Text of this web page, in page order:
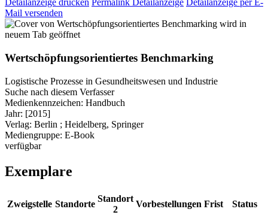
Detailanzeige drucken Permalink Detailanzeige Detailanzeige per E-
Mail versenden
wird in
neuem Tab geöffnet
Wertschöpfungsorientiertes Benchmarking
Logistische Prozesse in Gesundheitswesen und Industrie
Suche nach diesem Verfasser
Medienkennzeichen: Handbuch
Jahr: [2015]
Verlag: Berlin ; Heidelberg, Springer
Mediengruppe: E-Book
verfügbar
Exemplare
Zweigstelle Standorte
Standort
2
Vorbestellungen Frist
Status